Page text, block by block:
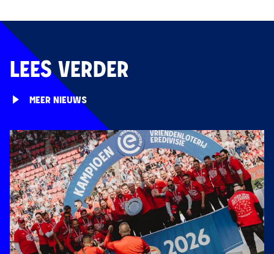
LEES VERDER
MEER NIEUWS